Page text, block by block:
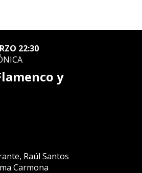
22:30
y
Raúl Santos
Carmona